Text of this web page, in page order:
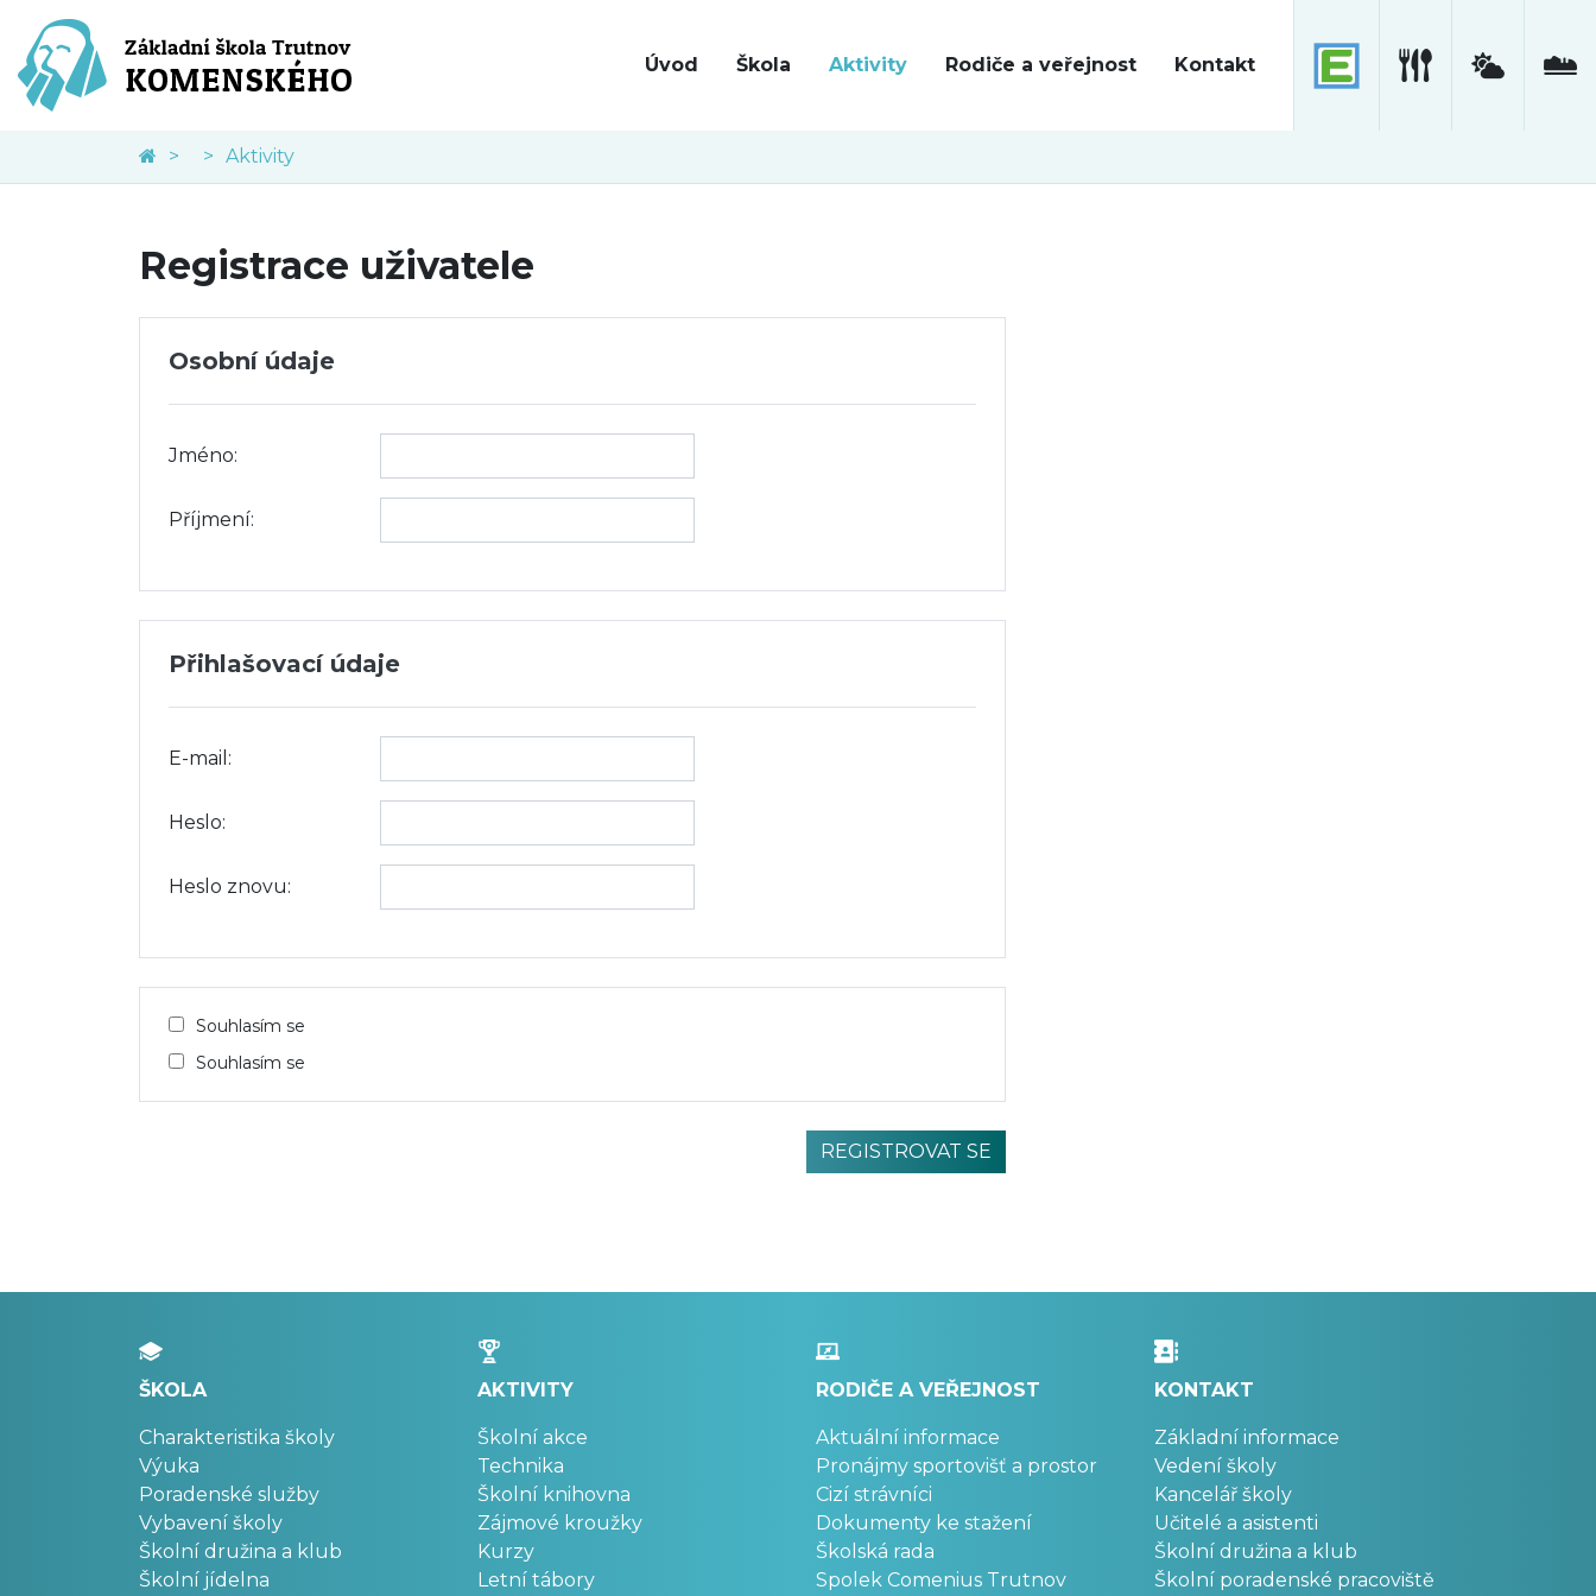
Úvod Škola Aktivity Rodiče a veřejnost Kontakt
Aktivity
Registrace uživatele
Osobní údaje
Jméno:
Příjmení:
Přihlašovací údaje
E-mail:
Heslo:
Heslo znovu:
Souhlasím se
Souhlasím se
ŠKOLA
Charakteristika školy
Výuka
Poradenské služby
Vybavení školy
Školní družina a klub
Školní jídelna
AKTIVITY
Školní akce
Technika
Školní knihovna
Zájmové kroužky
Kurzy
Letní tábory
RODIČE A VEŘEJNOST
Aktuální informace
Pronájmy sportovišť a prostor
Cizí strávníci
Dokumenty ke stažení
Školská rada
Spolek Comenius Trutnov
KONTAKT
Základní informace
Vedení školy
Kancelář školy
Učitelé a asistenti
Školní družina a klub
Školní poradenské pracoviště